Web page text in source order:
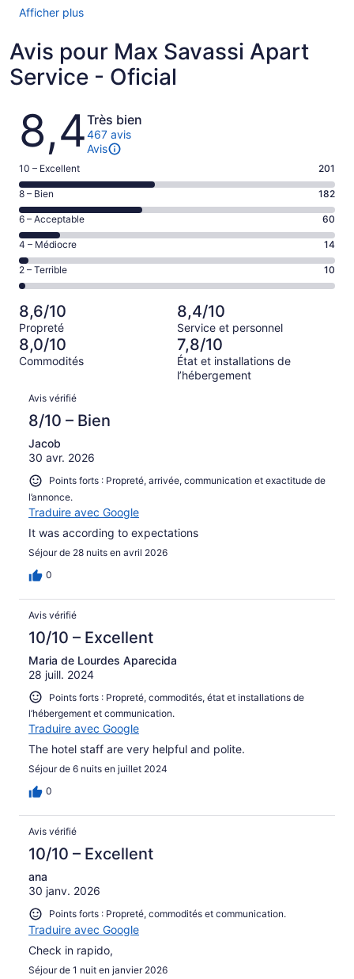
Afficher plus
Avis pour Max Savassi Apart
Service - Oficial
Avis
8,4Très bien
467 avis
Avis
Note
de 10
–
Excellent,
d’après
201 avis
sur 467.
10 – Excellent 201
Note
de 8
–
Bien,
d’après
182 avis
sur 467.
8 – Bien 182
Note
de 6
–
Acceptable,
d’après
sur 467.
6 – Acceptable 60
Note
de 4
–
Médiocre,
d’après
14 avis
sur 467.
4 – Médiocre 14
Note
de 2
–
Terrible,
d’après
10 avis
sur 467.
2 – Terrible 10
8,6/10
Propreté
8,4/10
Service et personnel
8,0/10
Commodités
7,8/10
État et installations de
l’hébergement
Avis
Avis vérifié
8/10 – Bien
Jacob
30 avr. 2026
Points forts : Propreté, arrivée, communication et exactitude de
l’annonce.
Traduire avec Google
It was according to expectations
Séjour de 28 nuits en avril 2026
0
Avis vérifié
10/10 – Excellent
Maria de Lourdes Aparecida
28 juill. 2024
Points forts : Propreté, commodités, état et installations de
l’hébergement et communication.
Traduire avec Google
The hotel staff are very helpful and polite.
Séjour de 6 nuits en juillet 2024
0
Avis vérifié
10/10 – Excellent
ana
30 janv. 2026
Points forts : Propreté, commodités et communication.
Traduire avec Google
Check in rapido,
Séjour de 1 nuit en janvier 2026